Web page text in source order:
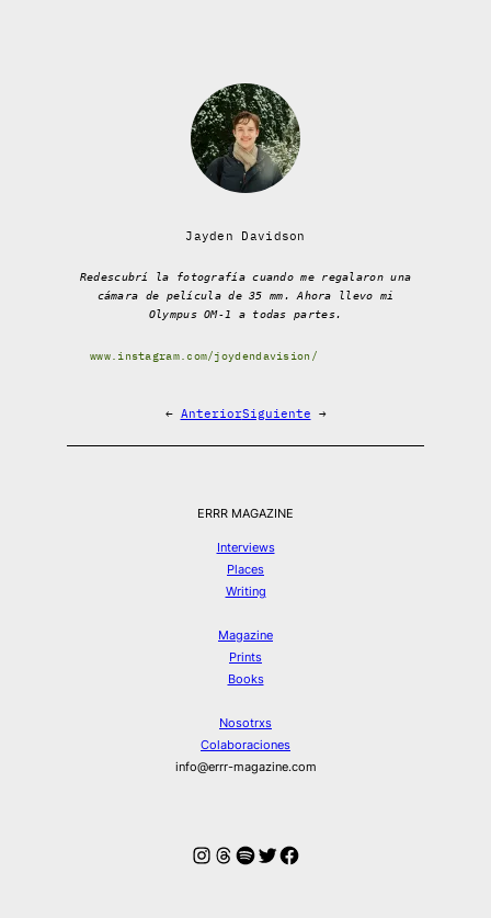
Jayden Davidson
Redescubrí la fotografía cuando me regalaron una
cámara de película de 35 mm. Ahora llevo mi
Olympus OM-1 a todas partes.
www.instagram.com/joydendavision/
← AnteriorSiguiente →
ERRR MAGAZINE
Interviews
Places
Writing
Magazine
Prints
Books
Nosotrxs
Colaboraciones
info@errr-magazine.com
Instagram
Hilos
Spotify
Twitter
Facebook